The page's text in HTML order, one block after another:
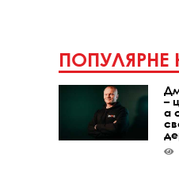
ПОПУЛЯРНЕ
–
а